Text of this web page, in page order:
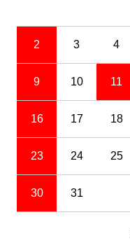
2 3 4
9 10 11
16 17 18
23 24 25
30 31